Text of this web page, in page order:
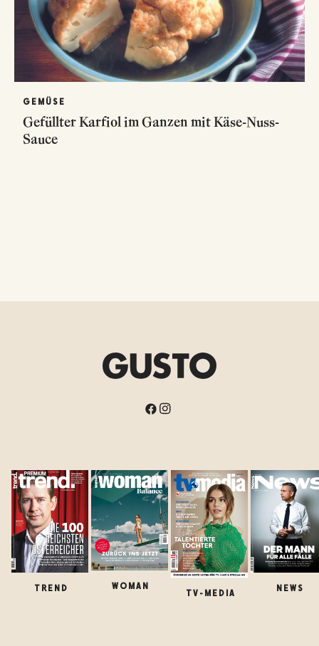
GEMÜSE
Gefüllter Karfiol im Ganzen mit Käse-Nuss-
Sauce
TREND WOMAN
TV-MEDIA
NEWS